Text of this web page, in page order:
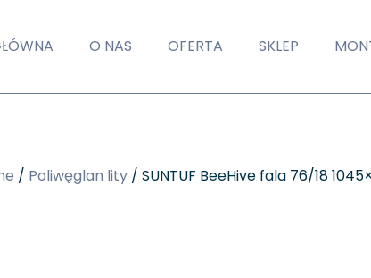
O NAS OFERTA SKLEP
/ Poliwęglan lity/ SUNTUF BeeHive fala 76/18